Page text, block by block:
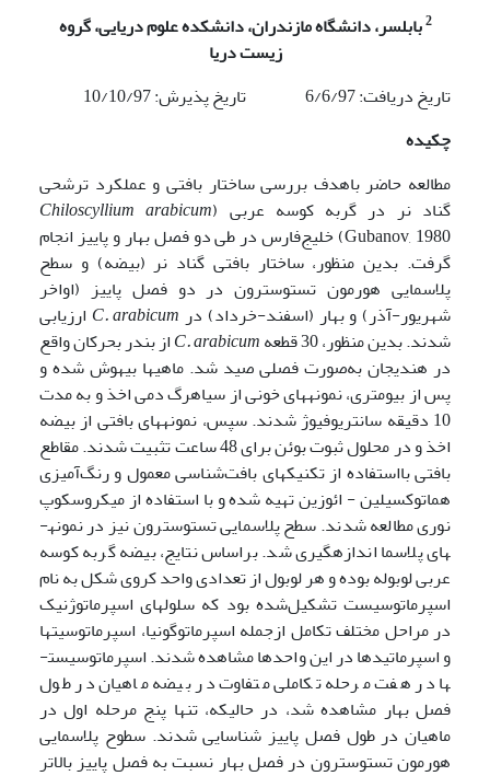
2بابلسر، دانشگاه مازندران، دانشکده علوم دریایی، گروه
زیست دریا
تاریخ دریافت: 6/6/97 تاریخ پذیرش: 10/10/97
چکیده
مطالعه حاضر باهدف بررسی ساختار بافتی و عملکرد ترشحی
گناد نر در گربه کوسه عربی (Chiloscyllium arabicum
Gubanov, 1980) خلیج‌فارس در طی دو فصل بهار و پاییز انجام
گرفت. بدین منظور، ساختار بافتی گناد نر (بیضه) و سطح
پلاسمایی هورمون تستوسترون در دو فصل پاییز (اواخر
شهریور-آذر) و بهار (اسفند-خرداد) در C. arabicum ارزیابی
شدند. بدین منظور، 30 قطعه
C. arabicumاز بندر بحرکان واقع
در هندیجان به‌صورت فصلی صید شد. ماهی­ها بیهوش شده و
پس از بیومتری، نمونه­های خونی از سیاهرگ دمی اخذ و به مدت
10 دقیقه سانتریوفیوژ شدند. سپس، نمونه­های بافتی از بیضه
اخذ و در محلول ثبوت بوئن برای 48 ساعت تثبیت شدند. مقاطع
بافتی بااستفاده از تکنیک­های بافت‌شناسی معمول و رنگ‌آمیزی
هماتوکسیلین - ائوزین تهیه شده و با استفاده از میکروسکوپ
نوری مطالعه شدند. سطح پلاسمایی تستوسترون نیز در نمونه­
های پلاسما اندازه­گیری شد. براساس نتایج، بیضه گربه کوسه
عربی لوبوله بوده و هر لوبول از تعدادی واحد کروی شکل به نام
اسپرماتوسیست تشکیل‌شده بود که سلول­های اسپرماتوژنیک
در مراحل مختلف تکامل ازجمله اسپرماتوگونیا، اسپرماتوسیت­ها
و اسپرماتیدها در این واحدها مشاهده شدند. اسپرماتوسیست­
ها در هفت مرحله تکاملی متفاوت در بیضه ماهیان در طول
فصل بهار مشاهده شد، در حالیکه، تنها پنج مرحله اول در
ماهیان در طول فصل پاییز شناسایی شدند. سطوح پلاسمایی
هورمون تستوسترون در فصل بهار نسبت به فصل پاییز بالاتر